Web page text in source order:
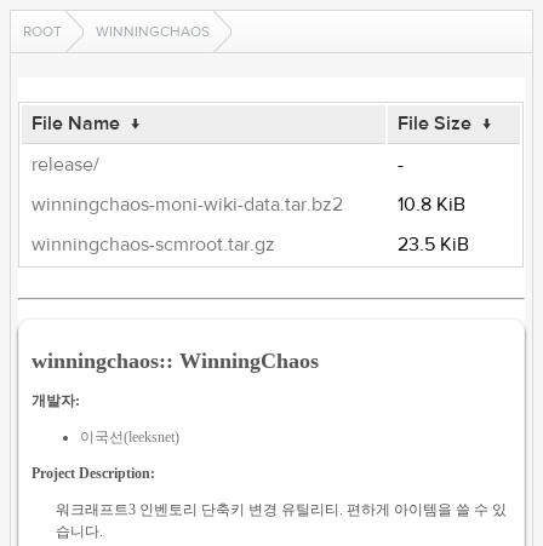
ROOT WINNINGCHAOS
File Name ↓ File Size ↓
release/
-
winningchaos-moni-wiki-data.tar.bz2
10.8 KiB
winningchaos-scmroot.tar.gz
23.5 KiB
winningchaos:: WinningChaos
개발자:
이국선(leeksnet)
Project Description:
워크래프트3 인벤토리 단축키 변경 유틸리티. 편하게 아이템을 쓸 수 있
습니다.